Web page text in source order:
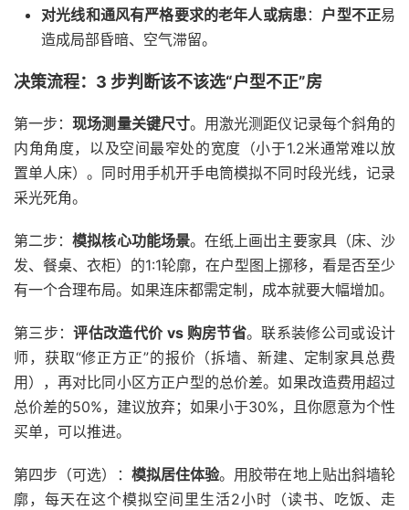
对光线和通风有严格要求的老年人或病患： 户型不正易
造成局部昏暗、空气滞留。
决策流程：3 步判断该不该选“户型不正”房
第一步：现场测量关键尺寸。用激光测距仪记录每个斜角的
内角角度，以及空间最窄处的宽度（小于1.2米通常难以放
置单人床）。同时用手机开手电筒模拟不同时段光线，记录
采光死角。
第二步：模拟核心功能场景。在纸上画出主要家具（床、沙
发、餐桌、衣柜）的1:1轮廓，在户型图上挪移，看是否至少
有一个合理布局。如果连床都需定制，成本就要大幅增加。
第三步：评估改造代价 vs 购房节省。联系装修公司或设计
师，获取“修正方正”的报价（拆墙、新建、定制家具总费
用），再对比同小区方正户型的总价差。如果改造费用超过
总价差的50%，建议放弃；如果小于30%，且你愿意为个性
买单，可以推进。
第四步（可选）： 模拟居住体验。用胶带在地上贴出斜墙轮
廓，每天在这个模拟空间里生活2小时（读书、吃饭、走